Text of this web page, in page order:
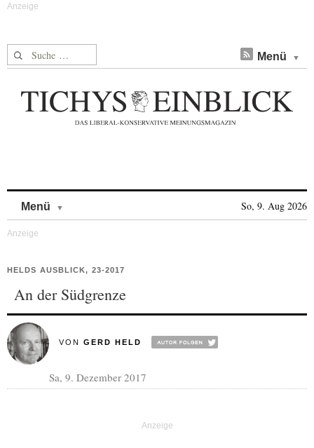
Suche nach: Menü
Menü So, 9. Aug 2026
HELDS AUSBLICK, 23-2017
An der Südgrenze
VON GERD HELD
Sa, 9. Dezember 2017